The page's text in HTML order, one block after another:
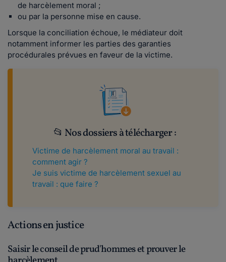
de harcèlement moral ;
ou par la personne mise en cause.
Lorsque la conciliation échoue, le médiateur doit
notamment informer les parties des garanties
procédurales prévues en faveur de la victime.
📂 Nos dossiers à télécharger :
Victime de harcèlement moral au travail :
comment agir ?
Je suis victime de harcèlement sexuel au
travail : que faire ?
Actions en justice
Saisir le conseil de prud'hommes et prouver le